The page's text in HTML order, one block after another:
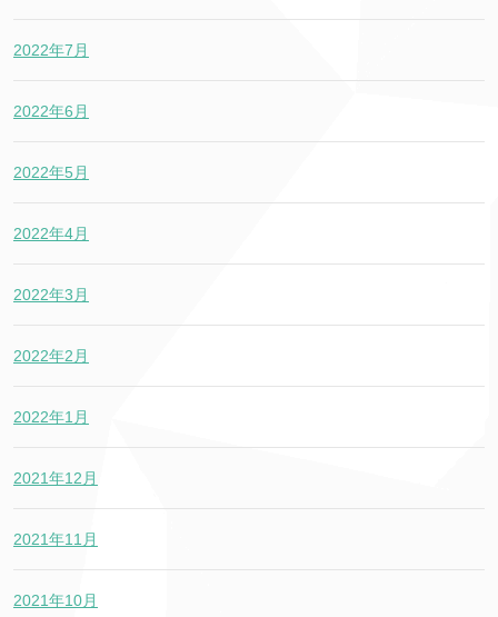
2022年7月
2022年6月
2022年5月
2022年4月
2022年3月
2022年2月
2022年1月
2021年12月
2021年11月
2021年10月